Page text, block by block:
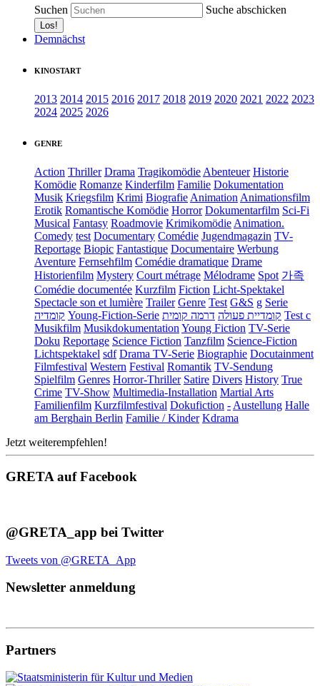
Suchen Suche abschicken
Demnächst
KINOSTART
2013 2014 2015 2016 2017 2018 2019 2020 2021 2022 2023
2024 2025 2026
GENRE
Action Thriller Drama Tragikomödie Abenteuer Historie
Komödie Romanze Kinderfilm Familie Dokumentation
Musik Kriegsfilm Krimi Biografie Animation Animationsfilm
Erotik Romantische Komödie Horror Dokumentarfilm Sci-Fi
Musical Fantasy Roadmovie Krimikomödie Animation.
Comedy test Documentary Comédie Jugendmagazin TV-
Reportage Biopic Fantastique Documentaire Werbung
Aventure Fernsehfilm Comédie dramatique Drame
Historienfilm Mystery Court métrage Mélodrame Spot 가족
Comédie documentée Kurzfilm Fiction Licht-Spektakel
Spectacle son et lumière Trailer Genre Test G&S g Serie
קומדיה Young-Fiction-Serie קומדיית פעולה דרמה קומית
Test c
Musikfilm Musikdokumentation Young Fiction TV-Serie
Doku Reportage Science Fiction Tanzfilm Science-Fiction
Lichtspektakel sdf Drama TV-Serie Biographie Docutainment
Filmfestival Western Festival Romantik TV-Sendung
Spielfilm Genres Horror-Thriller Satire Divers History True
Crime TV-Show Multimedia-Installation Martial Arts
Familienfilm Kurzfilmfestival Dokufiction - Austellung Halle
am Berghain Berlin Familie / Kinder Kdrama
Jetzt weiterempfehlen!
GRETA auf Facebook
@GRETA_app bei Twitter
Tweets von @GRETA_App
Newsletter anmeldung
Partners